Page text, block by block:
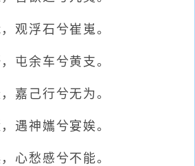
浮石兮崔嵬。
余车兮黄支。
己行兮无为。
神孈兮宴娭。
愁慼兮不能。